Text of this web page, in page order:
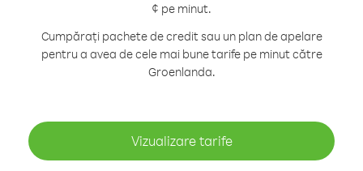
¢ pe minut.
Cumpărați pachete de credit sau un plan de apelare
pentru a avea de cele mai bune tarife pe minut către
Groenlanda.
Vizualizare tarife